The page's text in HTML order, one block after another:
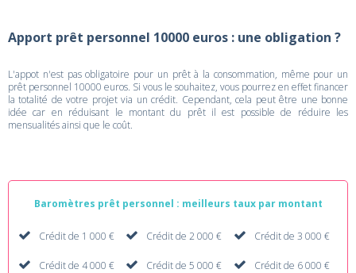
Apport prêt personnel 10000 euros : une obligation ?
L'appot n'est pas obligatoire pour un prêt à la consommation, même pour un
prêt personnel 10000 euros. Si vous le souhaitez, vous pourrez en effet financer
la totalité de votre projet via un crédit. Cependant, cela peut être une bonne
idée car en réduisant le montant du prêt il est possible de réduire les
mensualités ainsi que le coût.
Baromètres prêt personnel : meilleurs taux par montant
Crédit de 1 000 € Crédit de 2 000 € Crédit de 3 000 €
Crédit de 4 000 € Crédit de 5 000 € Crédit de 6 000 €